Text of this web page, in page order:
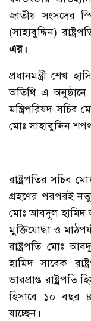
জাতীয় সংসদের
(সাহাবুদ্দিন)
এর।
প্রধানমন্ত্রী শেখ
অতিথি এ
মন্ত্রিপরিষদ সচিব
মোঃ সাহাবুদ্দিন
রাষ্ট্রপতির সচিব
গ্রহণের পরপরই নতুন
মোঃ আবদুল হামিদ
মুক্তিযোদ্ধা ও
রাষ্ট্রপতি মোঃ
হামিদ সাবেক
ভারপ্রাপ্ত রাষ্ট্রপতি
হিসাবে ১০ বছর
যাচ্ছেন।